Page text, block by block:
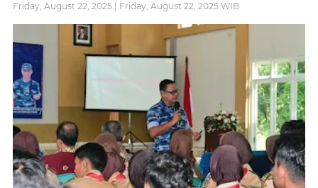
Friday, August 22, 2025 | Friday, August 22, 2025 WIB